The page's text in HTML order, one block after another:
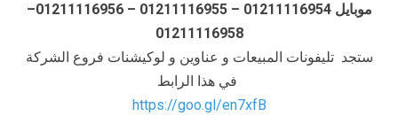
موبايل 01211116954 – 01211116955 – 01211116956–
01211116958
ستجد تليفونات المبيعات و عناوين و لوكيشنات فروع الشركة
في هذا الرابط
https://goo.gl/en7xfB